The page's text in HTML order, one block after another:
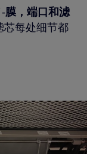
膜，端口和滤
芯每处细节都